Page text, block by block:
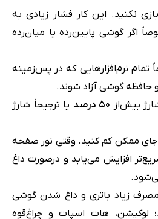
نکنید. این کار فشار زیادی به
اگر گوشی پایین‌رده یا میان‌رده
تمام نرم‌افزارهایی که در پس‌زمینه
و حافظه گوشی آزاد شوند.
بیش‌از ۵۰ درصد
یا ترجیحاً شارژ
جای ممکن کم کنید. وقتی نور صفحه
افزایش می‌یابد و درصورت داغ
زیاد باتری و داغ شدن گوشی
لوکیشن، هات اسپات و چراغ‌قوه